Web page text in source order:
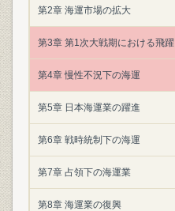
第2章 海運市場の拡大
第3章 第1次大戦期における飛躍
第4章 慢性不況下の海運
第5章 日本海運業の躍進
第6章 戦時統制下の海運
第7章 占領下の海運業
第8章 海運業の復興